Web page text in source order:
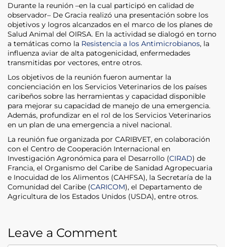
Durante la reunión –en la cual participó en calidad de
observador– De Gracia realizó una presentación sobre los
objetivos y logros alcanzados en el marco de los planes de
Salud Animal del OIRSA. En la actividad se dialogó en torno
a temáticas como la Resistencia a los Antimicrobianos, la
influenza aviar de alta patogenicidad, enfermedades
transmitidas por vectores, entre otros.
Los objetivos de la reunión fueron aumentar la
concienciación en los Servicios Veterinarios de los países
caribeños sobre las herramientas y capacidad disponible
para mejorar su capacidad de manejo de una emergencia.
Además, profundizar en el rol de los Servicios Veterinarios
en un plan de una emergencia a nivel nacional.
La reunión fue organizada por CARIBVET, en colaboración
con el Centro de Cooperación Internacional en
Investigación Agronómica para el Desarrollo (CIRAD) de
Francia, el Organismo del Caribe de Sanidad Agropecuaria
e Inocuidad de los Alimentos (CAHFSA), la Secretaría de la
Comunidad del Caribe (CARICOM), el Departamento de
Agricultura de los Estados Unidos (USDA), entre otros.
Leave a Comment